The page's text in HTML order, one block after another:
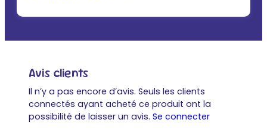
Avis clients
Il n’y a pas encore d’avis. Seuls les clients
connectés ayant acheté ce produit ont la
possibilité de laisser un avis. Se connecter